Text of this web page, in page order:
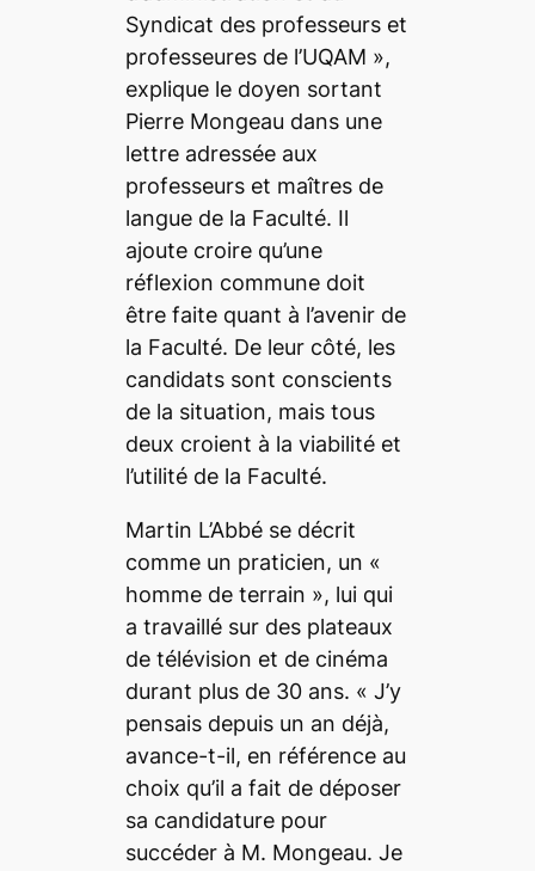
Syndicat des professeurs et
professeures de l’UQAM »,
explique le doyen sortant
Pierre Mongeau dans une
lettre adressée aux
professeurs et maîtres de
langue de la Faculté. Il
ajoute croire qu’une
réflexion commune doit
être faite quant à l’avenir de
la Faculté. De leur côté, les
candidats sont conscients
de la situation, mais tous
deux croient à la viabilité et
l’utilité de la Faculté.
Martin L’Abbé se décrit
comme un praticien, un «
homme de terrain », lui qui
a travaillé sur des plateaux
de télévision et de cinéma
durant plus de 30 ans. « J’y
pensais depuis un an déjà,
avance-t-il, en référence au
choix qu’il a fait de déposer
sa candidature pour
succéder à M. Mongeau. Je